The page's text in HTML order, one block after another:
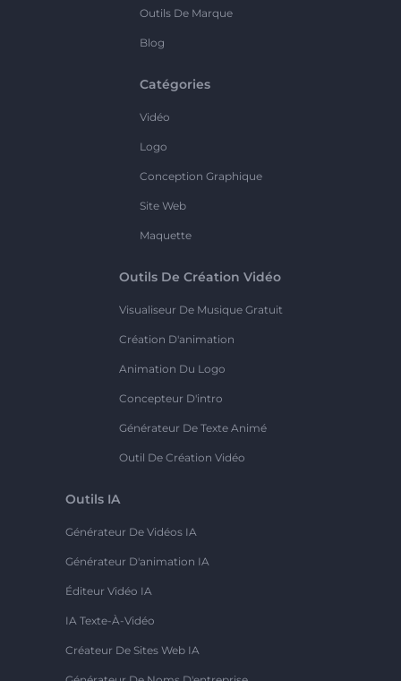
Outils De Marque
Blog
Catégories
Vidéo
Logo
Conception Graphique
Site Web
Maquette
Outils De Création Vidéo
Visualiseur De Musique Gratuit
Création D'animation
Animation Du Logo
Concepteur D'intro
Générateur De Texte Animé
Outil De Création Vidéo
Outils IA
Générateur De Vidéos IA
Générateur D'animation IA
Éditeur Vidéo IA
IA Texte-À-Vidéo
Créateur De Sites Web IA